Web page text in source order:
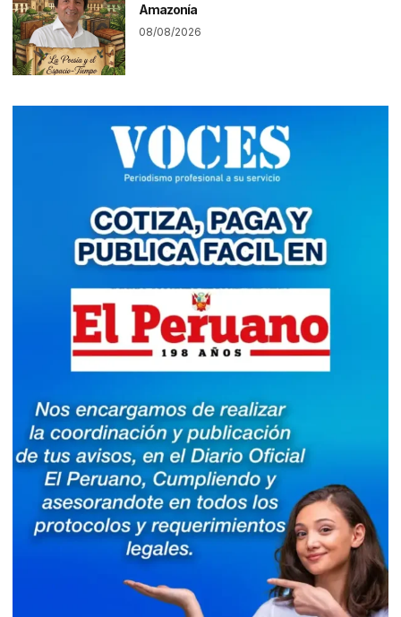
Amazonía
08/08/2026